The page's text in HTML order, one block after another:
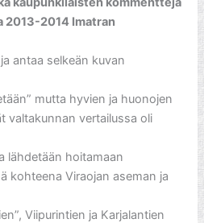
2013-2014 Imatran
antaa selkeän kuvan
mutta hyvien ja huonojen
valtakunnan vertailussa oli
lähdetään hoitamaan
kohteena Viraojan aseman ja
Viipurintien ja Karjalantien